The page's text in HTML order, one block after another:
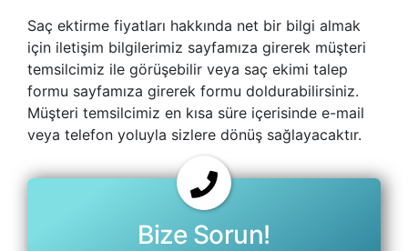
Saç ektirme fiyatları hakkında net bir bilgi almak
için iletişim bilgilerimiz sayfamıza girerek müşteri
temsilcimiz ile görüşebilir veya saç ekimi talep
formu sayfamıza girerek formu doldurabilirsiniz.
Müşteri temsilcimiz en kısa süre içerisinde e-mail
veya telefon yoluyla sizlere dönüş sağlayacaktır.
Bize Sorun!